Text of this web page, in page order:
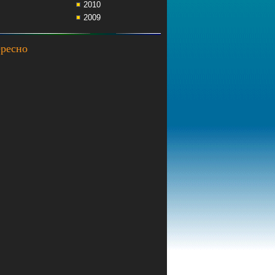
2010
2009